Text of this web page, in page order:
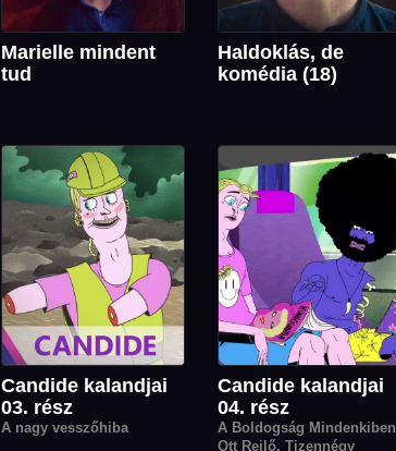
Marielle mindent
tud
Haldoklás, de
komédia (18)
Candide kalandjai
03. rész
A nagy vesszőhiba
Candide kalandjai
04. rész
A Boldogság Mindenkiben
Ott Rejlő, Tizennégy